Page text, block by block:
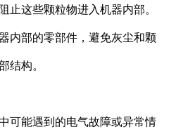
止这些颗粒物进入机器内部。
内部的零部件，避免灰尘和颗
结构。
可能遇到的电气故障或异常情